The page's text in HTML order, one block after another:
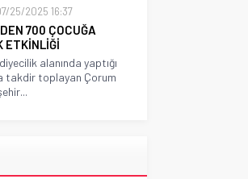
25/2025 16:37
700 ÇOCUĞA
ETKİNLİĞİ
alanında yaptığı
takdir toplayan Çorum